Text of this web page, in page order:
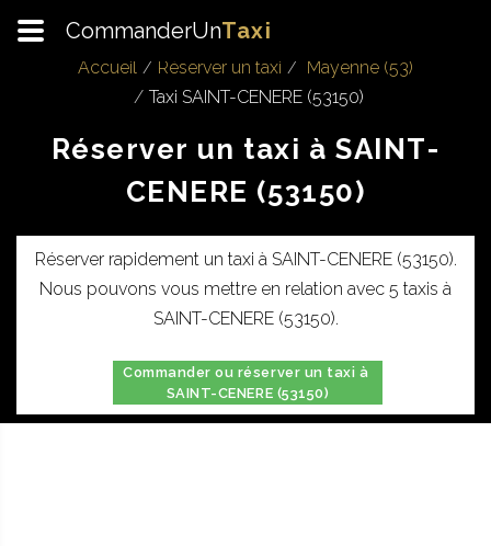
CommanderUnTaxi
Accueil Réserver un taxi
Mayenne (53)
Taxi SAINT-CENERE (53150)
Réserver un taxi à SAINT-
CENERE (53150)
Réserver rapidement un taxi à SAINT-CENERE (53150).
Nous pouvons vous mettre en relation avec 5 taxis à
SAINT-CENERE (53150).
Commander ou réserver un taxi à
SAINT-CENERE (53150)